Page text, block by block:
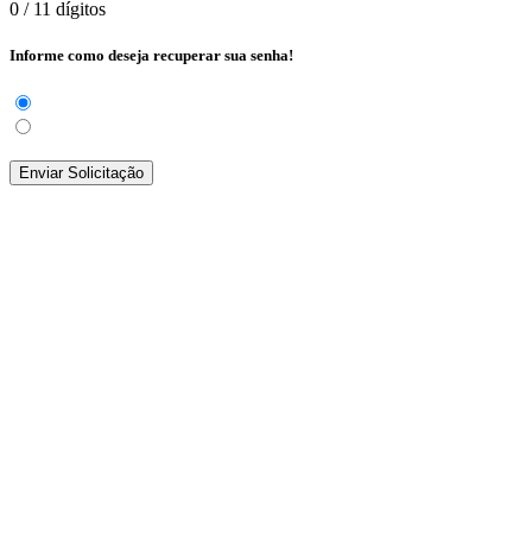
0 / 11 dígitos
Informe como deseja recuperar sua senha!
Enviar Solicitação